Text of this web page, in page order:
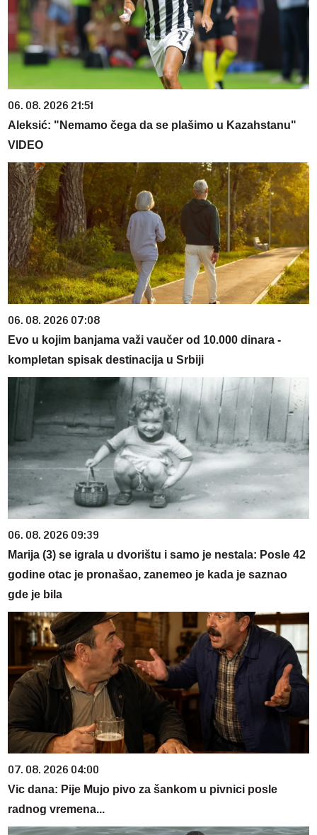
06. 08. 2026 21:51
Aleksić: "Nemamo čega da se plašimo u Kazahstanu"
VIDEO
06. 08. 2026 07:08
Evo u kojim banjama važi vaučer od 10.000 dinara -
kompletan spisak destinacija u Srbiji
06. 08. 2026 09:39
Marija (3) se igrala u dvorištu i samo je nestala: Posle 42
godine otac je pronašao, zanemeo je kada je saznao
gde je bila
07. 08. 2026 04:00
Vic dana: Pije Mujo pivo za šankom u pivnici posle
radnog vremena...